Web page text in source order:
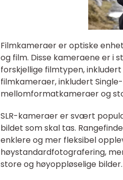
Filmkameraer er optiske
og film. Disse kameraene er i
forskjellige filmtypen,
filmkameraer, inkludert
mellomformatkameraer og
SLR-kameraer er svært
bildet som skal tas.
enklere og mer fleksibel
høystandardfotografering,
store og høyoppløselige bilder.